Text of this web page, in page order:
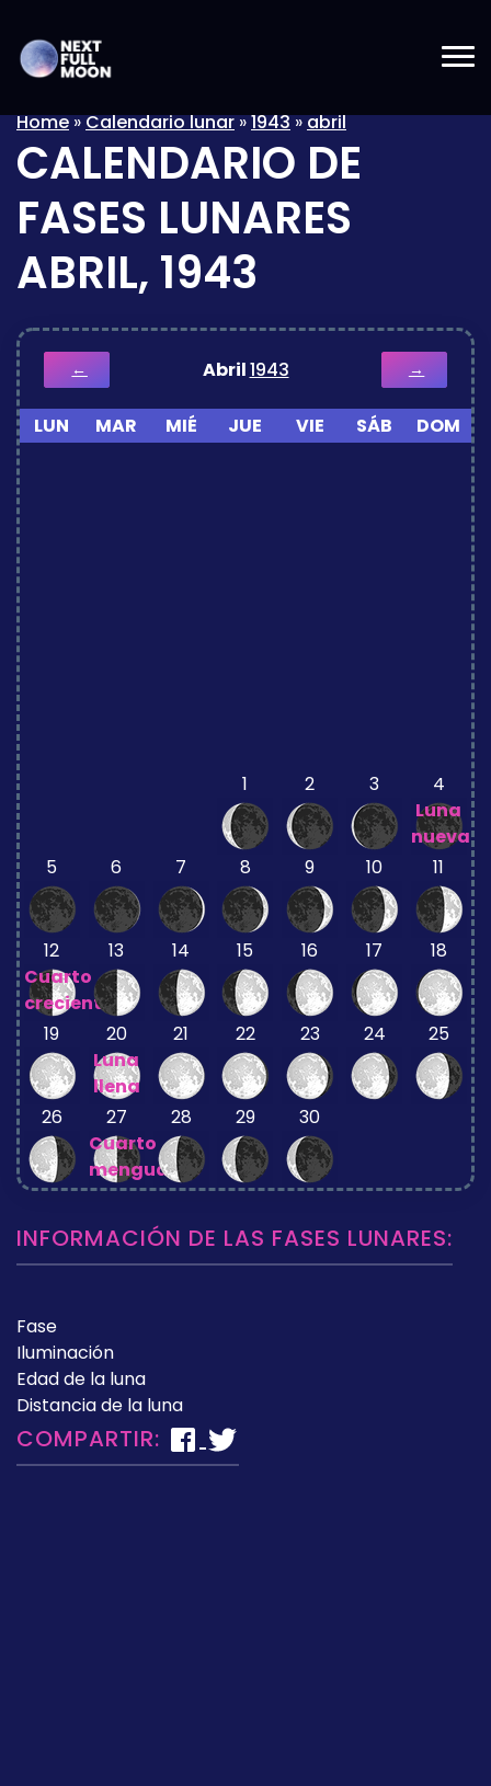
Home»Calendario lunar»1943»abril
CALENDARIO DE
FASES LUNARES
ABRIL, 1943
← Abril1943 →
LUN MAR MIÉ JUE VIE SÁB DOM
1 2 3
4
Luna
nueva
5
6 7 8 9 10 11
12
Cuarto
creciente
13 14 15 16 17 18
19
20
Luna
llena
21 22 23 24 25
26
27
Cuarto
menguante
28 29 30
INFORMACIÓN DE LAS FASES LUNARES:
Fase
Iluminación
Edad de la luna
Distancia de la luna
COMPARTIR: